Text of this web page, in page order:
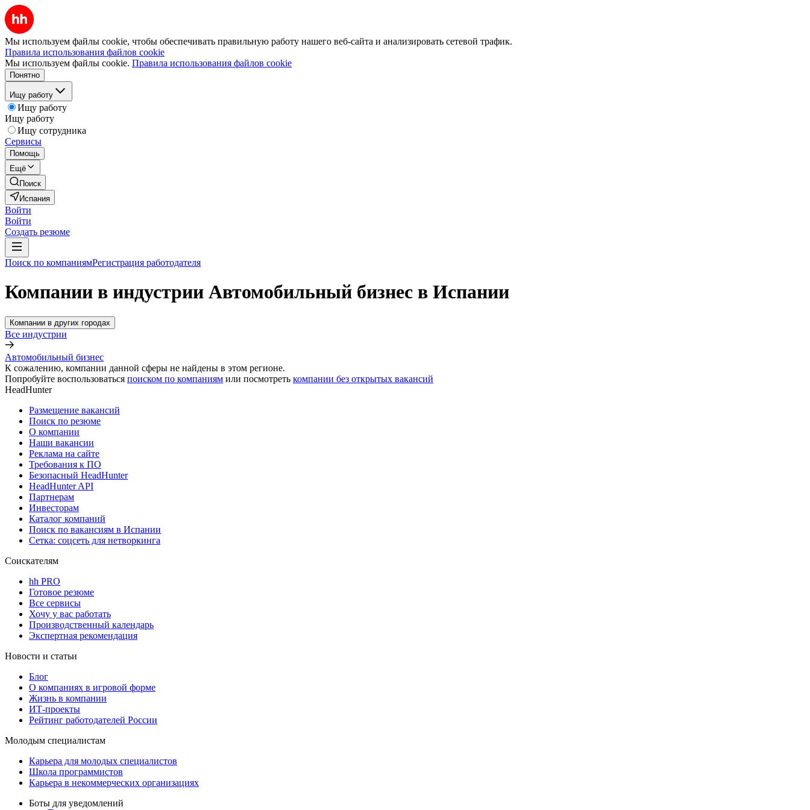
Мы используем файлы cookie, чтобы обеспечивать правильную работу нашего веб-сайта и анализировать сетевой трафик.
Правила использования файлов cookie
Мы используем файлы cookie. Правила использования файлов cookie
Понятно
Ищу работу
Ищу работу
Ищу работу
Ищу сотрудника
Сервисы
Помощь
Ещё
Поиск
Испания
Войти
Войти
Создать резюме
Поиск по компаниямРегистрация работодателя
Компании в индустрии Автомобильный бизнес в Испании
Компании в других городах
Все индустрии
Автомобильный бизнес
К сожалению, компании данной сферы не найдены в этом регионе.
Попробуйте воспользоваться поиском по компаниям или посмотреть компании без открытых вакансий
HeadHunter
Размещение вакансий
Поиск по резюме
О компании
Наши вакансии
Реклама на сайте
Требования к ПО
Безопасный HeadHunter
HeadHunter API
Партнерам
Инвесторам
Каталог компаний
Поиск по вакансиям в Испании
Сетка: соцсеть для нетворкинга
Соискателям
hh PRO
Готовое резюме
Все сервисы
Хочу у вас работать
Производственный календарь
Экспертная рекомендация
Новости и статьи
Блог
О компаниях в игровой форме
Жизнь в компании
ИТ-проекты
Рейтинг работодателей России
Молодым специалистам
Карьера для молодых специалистов
Школа программистов
Карьера в некоммерческих организациях
Боты для уведомлений